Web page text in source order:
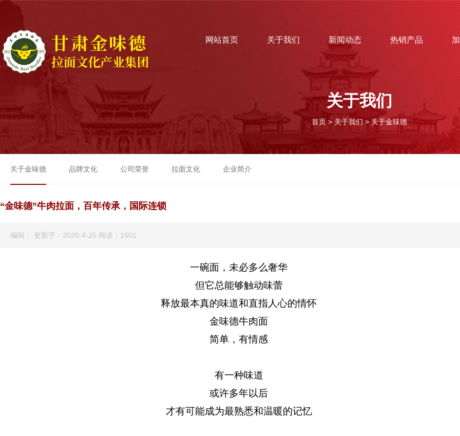
网站首页 关于我们 新闻动态 热销产品
关于我们
首页>关于我们>关于金味德
关于金味德 品牌文化 公司荣誉 拉面文化 企业简介
“金味德”牛肉拉面，百年传承，国际连锁
编辑： 更新于：2020-4-25 阅读： 1601
一碗面，未必多么奢华
但它总能够触动味蕾
释放最本真的味道和直指人心的情怀
金味德牛肉面
简单，有情感
有一种味道
或许多年以后
才有可能成为最熟悉和温暖的记忆